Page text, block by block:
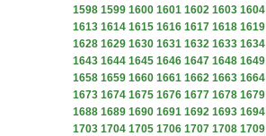
1598 1599 1600 1601 1602 1603 1604
1613 1614 1615 1616 1617 1618 1619
1628 1629 1630 1631 1632 1633 1634
1643 1644 1645 1646 1647 1648 1649
1658 1659 1660 1661 1662 1663 1664
1673 1674 1675 1676 1677 1678 1679
1688 1689 1690 1691 1692 1693 1694
1703 1704 1705 1706 1707 1708 1709